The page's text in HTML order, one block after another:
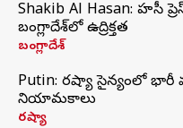
Shakib Al Hasan:
బంగ్లాదేశ్‌లో ఉద్రిక్తత
బంగ్లాదేశ్
Putin: రష్యా సైన్యంలో భారీ
నియామకాలు
రష్యా